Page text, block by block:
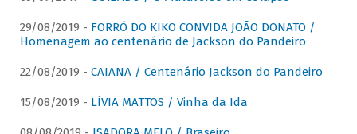
29/08/2019 - FORRÓ DO KIKO CONVIDA JOÃO DONATO /
Homenagem ao centenário de Jackson do Pandeiro
22/08/2019 - CAIANA / Centenário Jackson do Pandeiro
15/08/2019 - LÍVIA MATTOS / Vinha da Ida